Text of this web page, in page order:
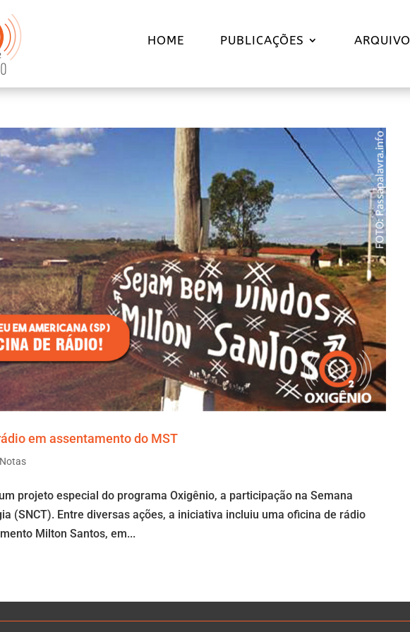
HOME PUBLICAÇÕES ARQUIVO
em assentamento do MST
Notas
projeto especial do programa Oxigênio, a participação na Semana
(SNCT). Entre diversas ações, a iniciativa incluiu uma oficina de rádio
Milton Santos, em...